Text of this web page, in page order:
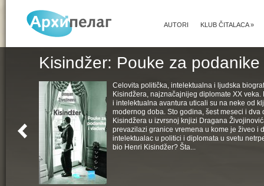
KLUB ČITALACA»
AUTORI
Kisindžer: Pouke za
Celovita politička, intelektualna i ljudska
Kisindžera, najznačajnijeg diplomate XX
i intelektualna avantura uticali su na neke od
modernog doba. Sto godina, šest meseci i dva
Kisindžera u izvrsnoj knjizi Dragana
prevazilazi granice vremena u kome je živeo i
intelektualac u politici i diplomata u svetu
bio Henri Kisindžer? Šta...